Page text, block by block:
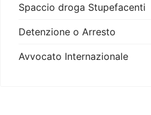
Spaccio droga Stupefacenti
Detenzione o Arresto
Avvocato Internazionale